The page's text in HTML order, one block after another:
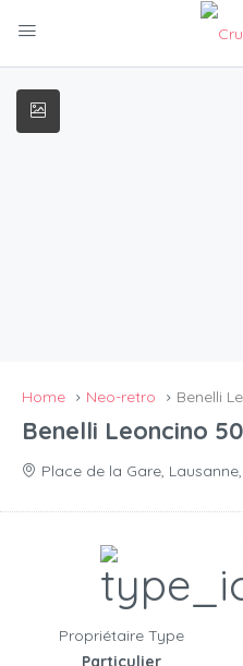
Home Neo-retro Benelli
Benelli Leoncino
Place de la Gare,
Propriétaire Type